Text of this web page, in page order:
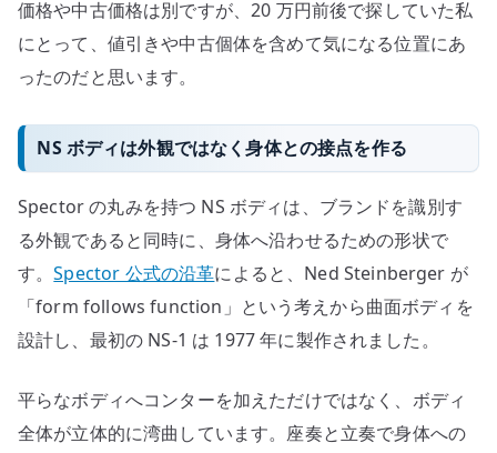
価格や中古価格は別ですが、20 万円前後で探していた私
にとって、値引きや中古個体を含めて気になる位置にあ
ったのだと思います。
NS ボディは外観ではなく身体との接点を作る
Spector の丸みを持つ NS ボディは、ブランドを識別す
る外観であると同時に、身体へ沿わせるための形状で
す。Spector 公式の沿革によると、Ned Steinberger が
「form follows function」という考えから曲面ボディを
設計し、最初の NS-1 は 1977 年に製作されました。
平らなボディへコンターを加えただけではなく、ボディ
全体が立体的に湾曲しています。座奏と立奏で身体への